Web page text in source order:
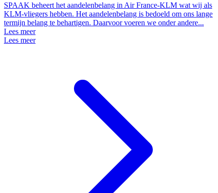
SPAAK beheert het aandelenbelang in Air France-KLM wat wij als
KLM-vliegers hebben. Het aandelenbelang is bedoeld om ons lange
termijn belang te behartigen. Daarvoor voeren we onder andere...
Lees meer
Lees meer